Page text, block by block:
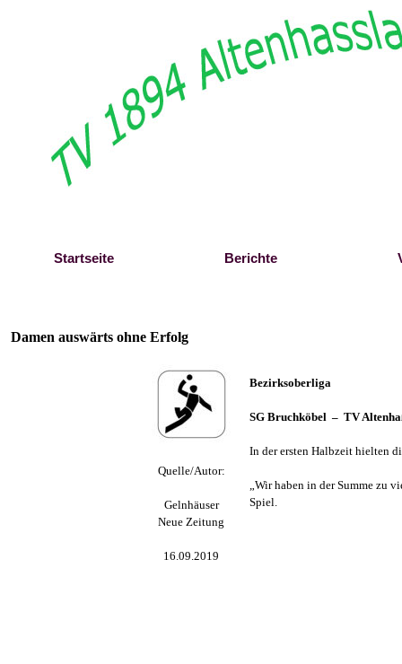
Startseite Berichte
Damen auswärts ohne Erfolg
Quelle/Autor:
Gelnhäuser
Neue Zeitung
16.09.2019
Bezirksoberliga
SG Bruchköbel – TV
In der ersten Halbzeit hielten
„Wir haben in der Summe zu
Spiel.